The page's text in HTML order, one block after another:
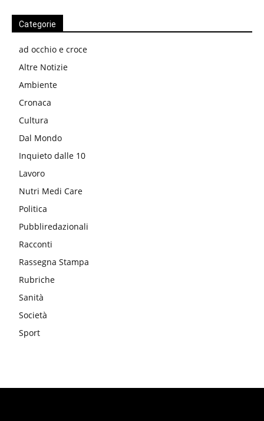
Categorie
ad occhio e croce
Altre Notizie
Ambiente
Cronaca
Cultura
Dal Mondo
Inquieto dalle 10
Lavoro
Nutri Medi Care
Politica
Pubbliredazionali
Racconti
Rassegna Stampa
Rubriche
Sanità
Società
Sport